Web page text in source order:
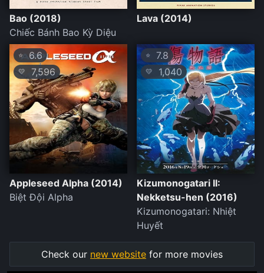
Bao (2018)
Chiếc Bánh Bao Kỳ Diệu
Lava (2014)
⭐ 6.6
💛 7,596
Appleseed Alpha (2014)
Biệt Đội Alpha
⭐ 7.8
💛 1,040
Kizumonogatari II:
Nekketsu-hen (2016)
Kizumonogatari: Nhiệt
Huyết
Check our new website for more movies